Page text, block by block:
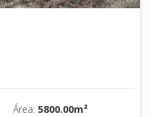
Área: 5800.00m²